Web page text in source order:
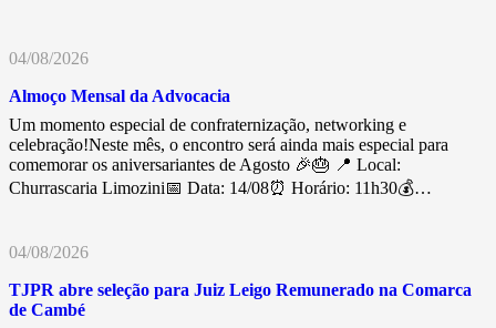
04/08/2026
Almoço Mensal da Advocacia
Um momento especial de confraternização, networking e
celebração!Neste mês, o encontro será ainda mais especial para
comemorar os aniversariantes de Agosto 🎉🎂 📍 Local:
Churrascaria Limozini📅 Data: 14/08⏰ Horário: 11h30💰…
04/08/2026
TJPR abre seleção para Juiz Leigo Remunerado na Comarca
de Cambé